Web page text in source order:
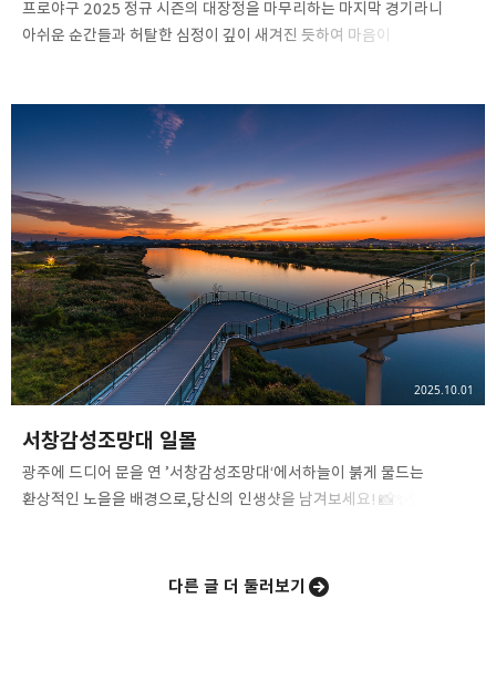
프로야구 2025 정규 시즌의 대장정을 마무리하는 마지막 경기라니
아쉬운 순간들과 허탈한 심정이 깊이 새겨진 듯하여 마음이
복합적인 감정들이 교차했습니다.​경기 시작 전, 3루 123블록에 모여
나눈 따뜻한 인사 속에서, 어찌 그리 울컥하고 말았을까요. 아마 그 순간,
함께 환호하고 아쉬워했던 수많은 순간들이 파노라마처럼 스쳐
지나가지 않았을까 싶습니다.​아쉬움 가득한 마음으로 마지막 경기의
풍경을 카메라에 담기 위해 챔필을 천천히 거닐며 담았습니다. 그
발걸음마다 작년 코리안 시리즈에서 삼성과 펼쳤던 명승부의 짜릿한
기억들이 다시금 떠올랐습니다. 타이거즈 가족분들과 함께 …
서창감성조망대 일몰
2025.10.01
​광주에 드디어 문을 연 ’서창감성조망대‘에서하늘이 붉게 물드는
환상적인 노을을 배경으로,당신의 인생샷을 남겨보세요! 📸✨​잊지 못할
노을맛집 #광주노을스팟#노을명소 #광주전망대 #인생샷스팟#
다른 글 더 둘러보기